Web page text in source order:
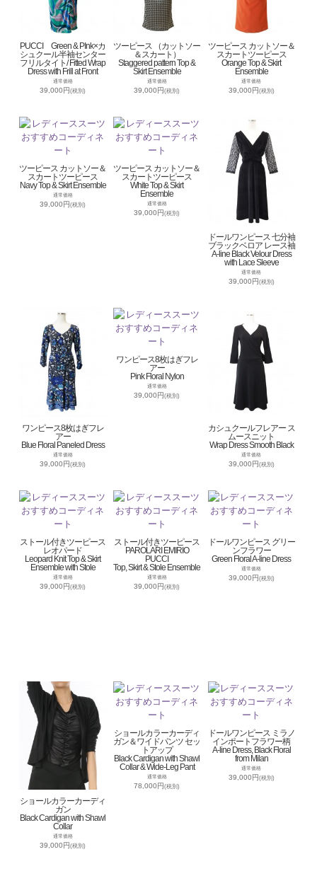
PUCCI Green & PInk×カ
シュクール半袖センター
フリルタイト/ Fitted Wrap
Dress with Frill at Front
通常価格
39,000円(税別)
ツーピース （カットソー
＆スカート）
Staggered pattern Top &
Skirt Ensemble
通常価格
39,000円(税別)
ツーピース カットソー＆
スカートツーピース
Orange Top & Skirt
Ensemble
通常価格
39,000円 (税別)
ツーピース カットソー＆
スカートツーピース
Navy Top & Skirt Ensemble
通常価格
39,000円(税別)
ツーピース カットソー＆
スカートツーピース
White Top & Skirt
Ensemble
通常価格
39,000円(税別)
ドールワンピース 七分袖
ブラックベロア レース袖
A-line Black Velour Dress
with Lace Sleeve
通常価格
39,000円(税別)
ワンピース8枚はぎフレ
アー
Blue Floral Paneled Dress
通常価格
39,000円(税別)
ワンピース8枚はぎフレ
アー
Pink Floral Nylon
通常価格
39,000円(税別)
カシュクールフレアー ス
ムースニット
Wrap Dress Smooth Black
通常価格
39,000円(税別)
ストール付きツーピース
レオパード
Leopard Knit Top & Skirt
Ensemble with Stole
通常価格
39,000円(税別)
ストール付きツーピース
PAROLARI EMIRIO
PUCCI
Top, Skirt & Stole Ensemble
通常価格
39,000円(税別)
ドールワンピース グリー
ンフラワー
Green Floral A-line Dress
通常価格
39,000円(税別)
ショールカラーカーディ
ガン
Black Cardigan with Shawl
Collar
通常価格
39,000円(税別)
ショールカラーカーディ
ガン＆ワイドパンツ セッ
トアップ
Black Cardigan with Shawl
Collar & Wide-Leg Pant
通常価格
78,000円(税別)
ドールワンピース ミラノ
インポートフラワー柄
A-line Dress, Black Floral
from Milan
通常価格
39,000円(税別)